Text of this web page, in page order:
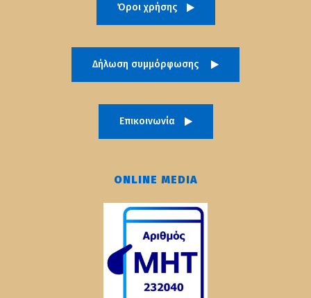
Όροι χρήσης
Δήλωση συμμόρφωσης
Επικοινωνία
ONLINE MEDIA